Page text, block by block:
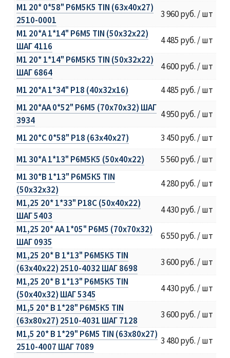
М1 20* 0*58" Р6М5К5 TIN (63х40х27)
2510-0001
3 960 руб. / шт
М1 20*A 1*14" Р6М5 TIN (50х32х22)
ШАГ 4116
4 485 руб. / шт
М1 20* 1*14" Р6М5К5 TIN (50х32х22)
ШАГ 6864
4 600 руб. / шт
М1 20*A 1*34" Р18 (40х32х16)
4 485 руб. / шт
М1 20*AА 0*52" Р6М5 (70х70х32) ШАГ
3934
4 950 руб. / шт
М1 20*С 0*58" Р18 (63х40х27)
3 450 руб. / шт
М1 30*А 1*13" Р6М5К5 (50х40х22)
5 560 руб. / шт
М1 30*В 1*13" Р6М5К5 TIN
(50х32х32)
4 280 руб. / шт
М1,25 20* 1*33" Р18C (50х40х22)
ШАГ 5403
4 430 руб. / шт
М1,25 20* AA 1*05" Р6М5 (70х70х32)
ШАГ 0935
6 550 руб. / шт
М1,25 20* В 1*13" Р6М5К5 TIN
(63х40х22) 2510-4032 ШАГ 8698
3 600 руб. / шт
М1,25 20* В 1*13" Р6М5К5 TIN
(50х40х32) ШАГ 5345
4 430 руб. / шт
М1,5 20* В 1*28" Р6М5К5 TIN
(63х80х27) 2510-4031 ШАГ 7128
3 600 руб. / шт
М1,5 20* В 1*29" Р6М5 TIN (63х80х27)
2510-4007 ШАГ 7089
3 480 руб. / шт